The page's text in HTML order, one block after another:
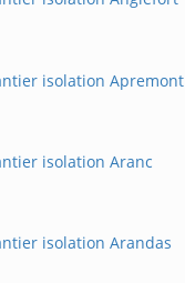
isolation Apremont
isolation Aranc
isolation Arandas